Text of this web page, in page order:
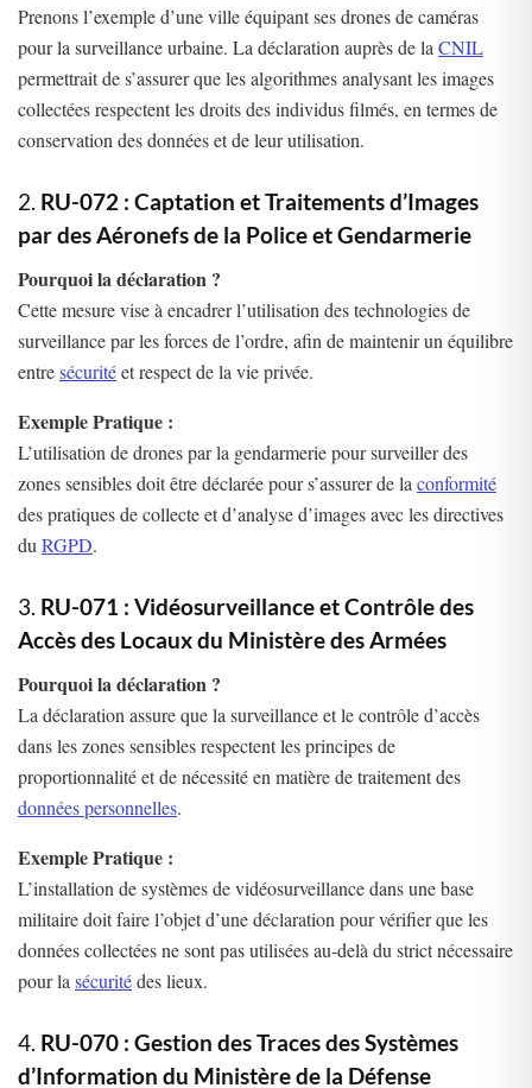
Prenons l’exemple d’une ville équipant ses drones de caméras
pour la surveillance urbaine. La déclaration auprès de la CNIL
permettrait de s’assurer que les algorithmes analysant les images
collectées respectent les droits des individus filmés, en termes de
conservation des données et de leur utilisation.
2. RU-072 : Captation et Traitements d’Images
par des Aéronefs de la Police et Gendarmerie
Pourquoi la déclaration ?
Cette mesure vise à encadrer l’utilisation des technologies de
surveillance par les forces de l’ordre, afin de maintenir un équilibre
entresécuritéet respect de la vie privée.
Exemple Pratique :
L’utilisation de drones par la gendarmerie pour surveiller des
zones sensibles doit être déclarée pour s’assurer de la conformité
des pratiques de collecte et d’analyse d’images avec les directives
du RGPD.
3. RU-071 : Vidéosurveillance et Contrôle des
Accès des Locaux du Ministère des Armées
Pourquoi la déclaration ?
La déclaration assure que la surveillance et le contrôle d’accès
dans les zones sensibles respectent les principes de
proportionnalité et de nécessité en matière de traitement des
données personnelles.
Exemple Pratique :
L’installation de systèmes de vidéosurveillance dans une base
militaire doit faire l’objet d’une déclaration pour vérifier que les
données collectées ne sont pas utilisées au-delà du strict nécessaire
pour la sécuritédes lieux.
4. RU-070 : Gestion des Traces des Systèmes
d’Information du Ministère de la Défense